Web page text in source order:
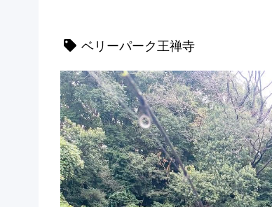
ベリーパーク王禅寺